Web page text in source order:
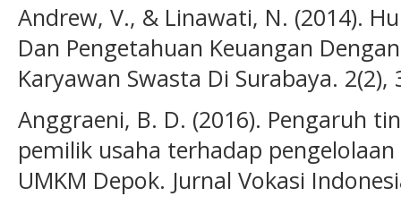
Andrew, V., & Linawati, N. (2014).
Dan Pengetahuan Keuangan
Karyawan Swasta Di Surabaya. 2(2),
Anggraeni, B. D. (2016). Pengaruh
pemilik usaha terhadap
UMKM Depok. Jurnal Vokasi